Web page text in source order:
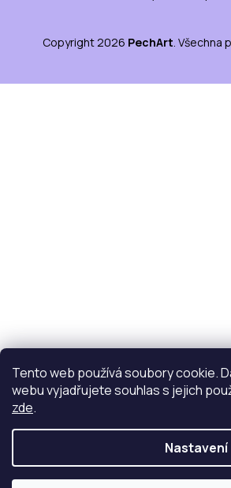
Tento web používá soubory cookie.
webu vyjadřujete souhlas s jejich
zde.
Nastavení
Copyright 2026 PechArt . Všechna